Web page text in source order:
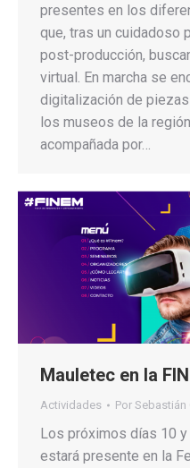
presentes en los
que, tras un cuidadoso
post-producción,
virtual. En marcha se
digitalización de
los museos de la
acompañada por…
Mauletec en la
Actividades Por Sebastián
Los próximos días 10
estará presente en la